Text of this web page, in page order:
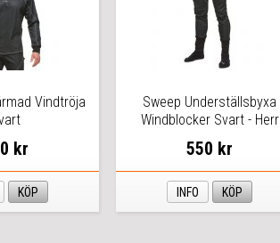
Vindtröja
kr
KÖP
Sweep Underställsbyxa
Windblocker Svart - Herr
550 kr
INFO KÖP